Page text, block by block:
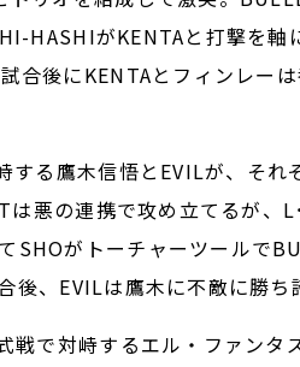
HASHIがKENTAと打撃を軸
合後にKENTAとフィンレー
る鷹木信悟とEVILが、それ
悪の連携で攻め立てるが、
SHOがトーチャーツールで
、EVILは鷹木に不敵に勝ち
で対峙するエル・ファンタ